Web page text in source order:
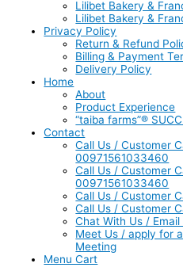
Lilibet Bakery &
Lilibet Bakery &
Privacy Policy
Return & Refund
Billing & Payment
Delivery Policy
Home
About
Product Experience
“taiba farms”®
Contact
Call Us / Customer
00971561033460
Call Us / Customer
00971561033460
Call Us / Customer
Call Us / Customer
Chat With Us / Email
Meet Us / apply for
Meeting
Menu Cart